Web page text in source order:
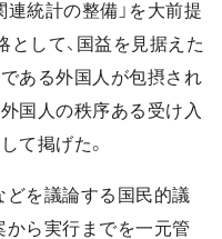
統計の整備」を大前提
して、国益を見据えた
ある外国人が包摂され
国人の秩序ある受け入
て掲げた。
を議論する国民的議
から実行までを一元管